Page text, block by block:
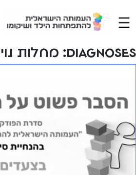
content
Diagnoses: מחלות